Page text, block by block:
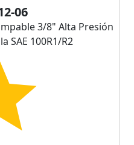
06
3/8" Alta Presión
SAE 100R1/R2